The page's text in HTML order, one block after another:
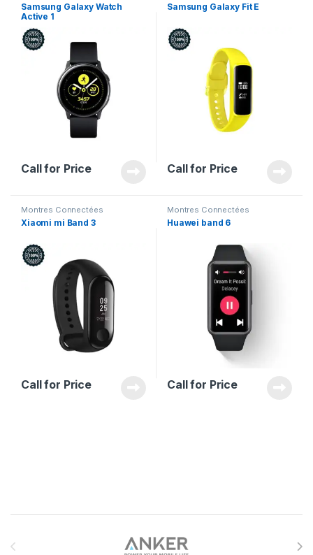
Samsung Galaxy Watch
Active 1
Call for Price
Samsung Galaxy Fit E
Call for Price
Montres Connectées
Xiaomi mi Band 3
Call for Price
Montres Connectées
Huawei band 6
Call for Price